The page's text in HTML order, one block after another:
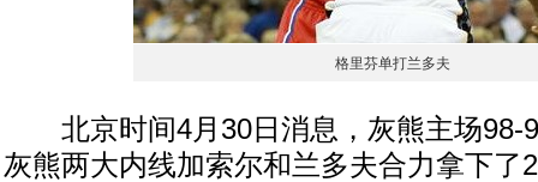
格里芬单打兰多夫
北京时间4月30日消息，灰熊主场98-
灰熊两大内线加索尔和兰多夫合力拿下了